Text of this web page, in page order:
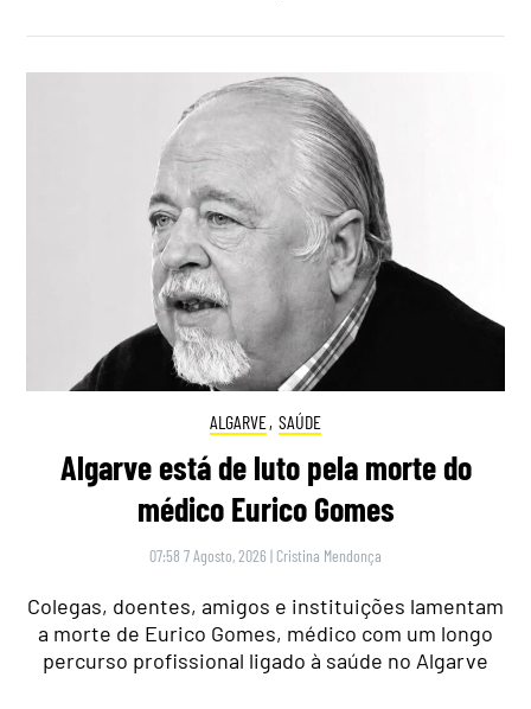
ALGARVE, SAÚDE
Algarve está de luto pela morte do
médico Eurico Gomes
07:58 7 Agosto, 2026 | Cristina Mendonça
Colegas, doentes, amigos e instituições lamentam
a morte de Eurico Gomes, médico com um longo
percurso profissional ligado à saúde no Algarve